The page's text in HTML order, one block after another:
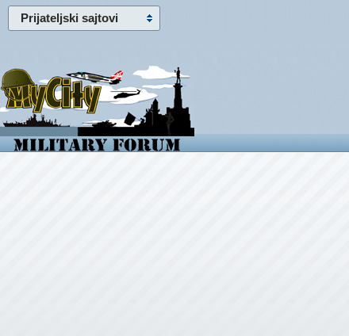
Prijateljski sajtovi